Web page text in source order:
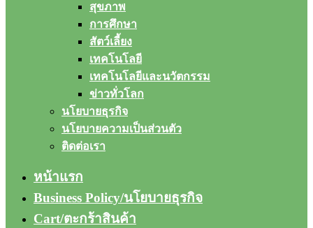
สุขภาพ
การศึกษา
สัตว์เลี้ยง
เทคโนโลยี
เทคโนโลยีและนวัตกรรม
ข่าวทั่วโลก
นโยบายธุรกิจ
นโยบายความเป็นส่วนตัว
ติดต่อเรา
หน้าแรก
Business Policy/นโยบายธุรกิจ
Cart/ตะกร้าสินค้า